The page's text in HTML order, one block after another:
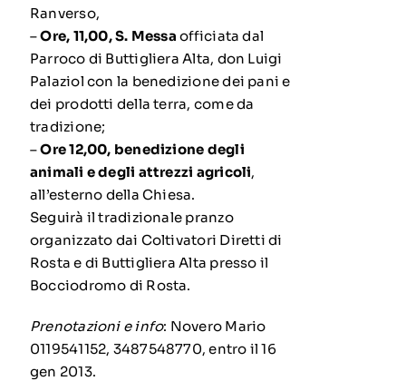
Ranverso,
–Ore, 11,00, S. Messa officiata dal
Parroco di Buttigliera Alta, don Luigi
Palaziol con la benedizione dei pani e
dei prodotti della terra, come da
tradizione;
–Ore 12,00, benedizione degli
animali e degli attrezzi agricoli,
all’esterno della Chiesa.
Seguirà il tradizionale pranzo
organizzato dai Coltivatori Diretti di
Rosta e di Buttigliera Alta presso il
Bocciodromo di Rosta.
Prenotazioni e info: Novero Mario
0119541152, 3487548770, entro il 16
gen 2013.